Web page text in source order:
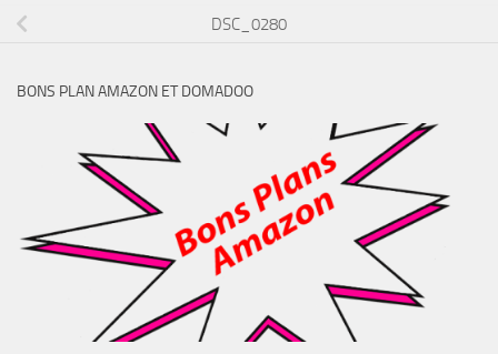
DSC_0280
BONS PLAN AMAZON ET DOMADOO